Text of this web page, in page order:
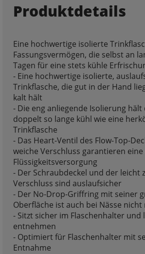
Produktdetails
Eine hochwertige isolierte
Fassungsvermögen, die selbst an
Tagen für eine stets kühle
- Eine hochwertige isolierte,
Trinkflasche, die gut in der Hand
kalt hält
- Die eng anliegende Isolierung
doppelt so lange kühl wie eine
Trinkflasche
- Das Heart-Ventil des Flow-Top-
weiche Verschluss garantieren
Flüssigkeitsversorgung
- Der Schraubdeckel und der leicht
Verschluss sind auslaufsicher
- Der No-Drop-Griffring mit seiner
Oberfläche ist auch bei Nässe
- Sitzt sicher im Flaschenhalter und
entnehmen
- Optimiert für Flaschenhalter mit
Entnahme